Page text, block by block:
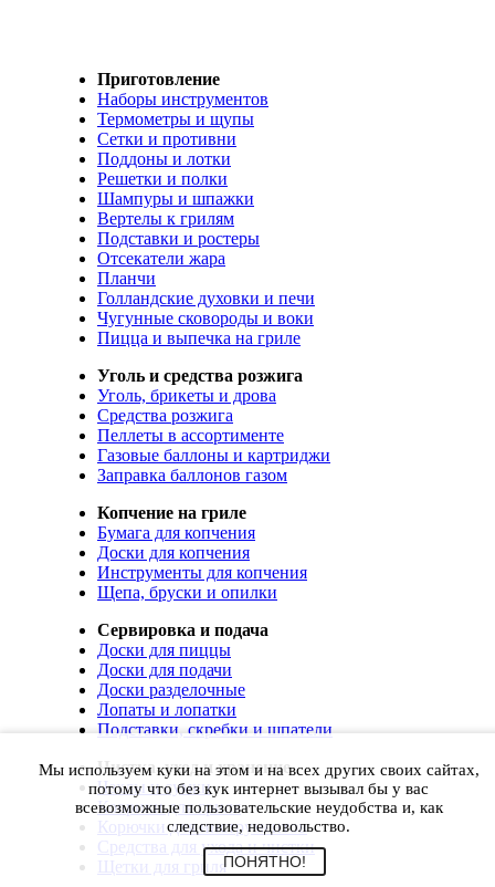
Приготовление
Наборы инструментов
Термометры и щупы
Сетки и противни
Поддоны и лотки
Решетки и полки
Шампуры и шпажки
Вертелы к грилям
Подставки и ростеры
Отсекатели жара
Планчи
Голландские духовки и печи
Чугунные сковороды и воки
Пицца и выпечка на гриле
Уголь и средства розжига
Уголь, брикеты и дрова
Средства розжига
Пеллеты в ассортименте
Газовые баллоны и картриджи
Заправка баллонов газом
Копчение на гриле
Бумага для копчения
Доски для копчения
Инструменты для копчения
Щепа, бруски и опилки
Сервировка и подача
Доски для пиццы
Доски для подачи
Доски разделочные
Лопаты и лопатки
Подставки, скребки и шпатели
Чистка, уход и хранение
Чехлы и сумки
Коврики для гриля
Корючки для инструментов
Средства для ухода и чистки
Щетки для гриля
Мы используем куки на этом и на всех других своих сайтах,
потому что без кук интернет вызывал бы у вас
всевозможные пользовательские неудобства и, как
следствие, недовольство.
ПОНЯТНО!